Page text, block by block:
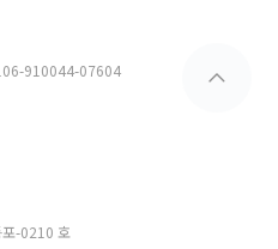
910044-07604
포-0210 호